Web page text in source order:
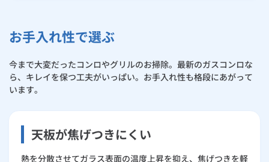
お手入れ性で選ぶ
今まで大変だったコンロやグリルのお掃除。最新のガスコンロな
ら、キレイを保つ工夫がいっぱい。お手入れ性も格段にあがって
います。
天板が焦げつきにくい
熱を分散させてガラス表面の温度上昇を抑え、焦げつきを軽